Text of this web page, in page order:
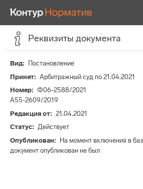
Реквизиты документа
Вид
Постановление
Принят
Арбитражный суд по 21.04.2021
Номер
Ф06-2588/2021
А55-2609/2019
Редакция от
21.04.2021
Статус
Действует
Опубликован
На момент включения в
документ опубликован не был